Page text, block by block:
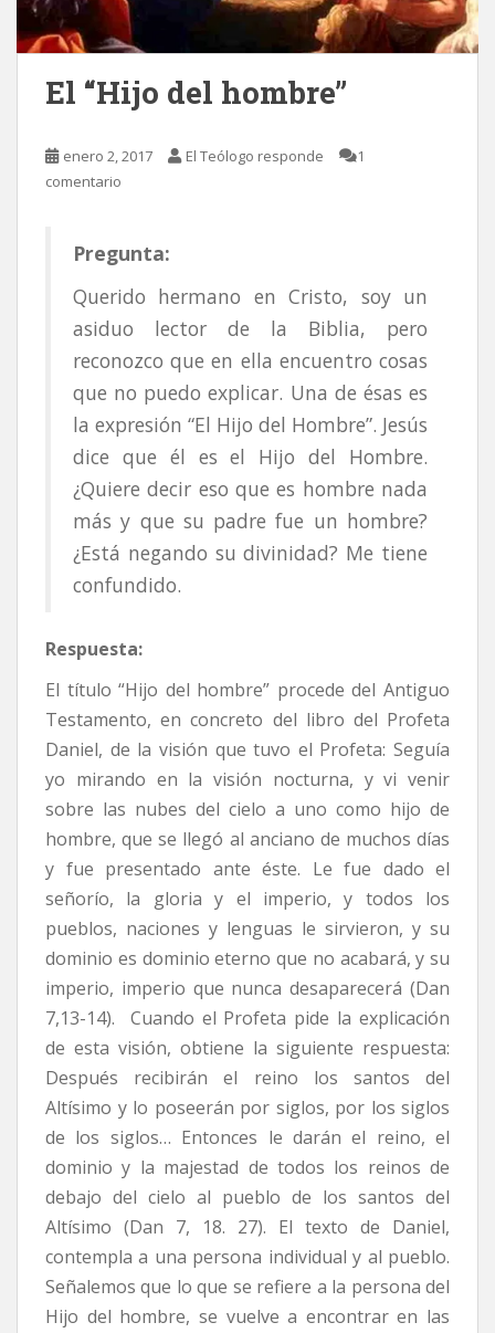
El “Hijo del hombre”
enero 2, 2017 El Teólogo responde
1
comentario
Pregunta:
Querido hermano en Cristo, soy un
asiduo lector de la Biblia, pero
reconozco que en ella encuentro cosas
que no puedo explicar. Una de ésas es
la expresión “El Hijo del Hombre”. Jesús
dice que él es el Hijo del Hombre.
¿Quiere decir eso que es hombre nada
más y que su padre fue un hombre?
¿Está negando su divinidad? Me tiene
confundido.
Respuesta:
El título “Hijo del hombre” procede del Antiguo
Testamento, en concreto del libro del Profeta
Daniel, de la visión que tuvo el Profeta: Seguía
yo mirando en la visión nocturna, y vi venir
sobre las nubes del cielo a uno como hijo de
hombre, que se llegó al anciano de muchos días
y fue presentado ante éste. Le fue dado el
señorío, la gloria y el imperio, y todos los
pueblos, naciones y lenguas le sirvieron, y su
dominio es dominio eterno que no acabará, y su
imperio, imperio que nunca desaparecerá (Dan
7,13-14). Cuando el Profeta pide la explicación
de esta visión, obtiene la siguiente respuesta:
Después recibirán el reino los santos del
Altísimo y lo poseerán por siglos, por los siglos
de los siglos… Entonces le darán el reino, el
dominio y la majestad de todos los reinos de
debajo del cielo al pueblo de los santos del
Altísimo (Dan 7, 18. 27). El texto de Daniel,
contempla a una persona individual y al pueblo.
Señalemos que lo que se refiere a la persona del
Hijo del hombre, se vuelve a encontrar en las